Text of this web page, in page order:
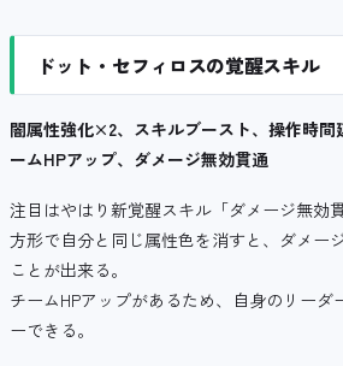
ドット・セフィロスの覚醒スキル
闇属性強化×2、スキルブースト、操作時間
ームHPアップ、ダメージ無効貫通
注目はやはり新覚醒スキル「ダメージ無効
方形で自分と同じ属性色を消すと、ダメー
ことが出来る。
チームHPアップがあるため、自身のリーダ
ーできる。